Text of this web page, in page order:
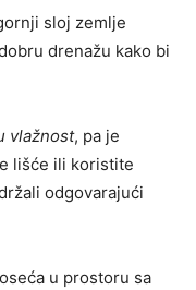
sloj zemlje
drenažu kako bi
vlažnost, pa je
lišće ili koristite
odgovarajući
u prostoru sa